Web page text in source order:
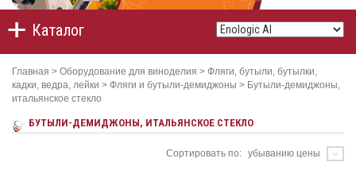
Каталог
Главная > Оборудование для виноделия > Фляги, бутыли, бутылки,
кадки, ведра, лейки > Фляги и бутыли-демиджоны > Бутыли-демиджоны,
итальянское стекло
БУТЫЛИ-ДЕМИДЖОНЫ, ИТАЛЬЯНСКОЕ СТЕКЛО
Сортировать по: убыванию цены